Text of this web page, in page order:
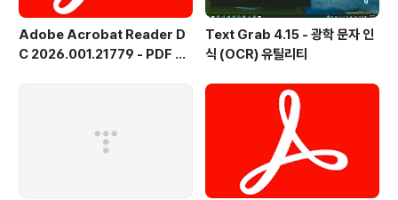
Adobe Acrobat Reader D
C 2026.001.21779 - PDF 뷰
Text Grab 4.15 - 광학 문자 인
식 (OCR) 유틸리티